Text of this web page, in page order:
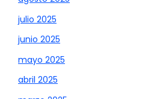
julio 2025
junio 2025
mayo 2025
abril 2025